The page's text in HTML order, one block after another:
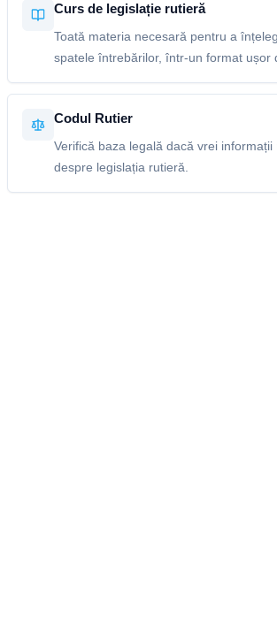
Curs de legislație rutieră
Toată materia necesară pentru a
spatele întrebărilor, într-un format ușor
Codul Rutier
Verifică baza legală dacă vrei informații
despre legislația rutieră.